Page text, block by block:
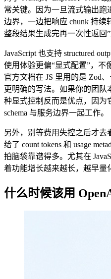
常关键。因为一旦流式输出跑
边界，一边把响应 chunk 持续
整段结果生成完再一次性返回”
JavaScript 也支持 structured
使用体验更偏“显式配置”，不
官方文档在 JS 里用的是 Zod、
更明确的写法。如果你的团队
种显式控制反而是优点，因为
schema 与服务边界一起工作。
另外，别等费用失控之后才去
给了 count tokens 和 usage
拍脑袋靠谱得多。尤其在
着功能增长越来越长，越早量
什么时候该用